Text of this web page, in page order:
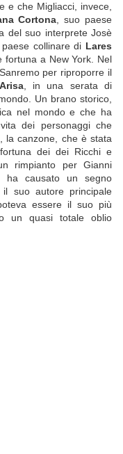
e che Migliacci, invece,
Cortona , suo paese
del suo interprete Josè
collinare di Lares
fortuna a New York. Nel
per riproporre il
Arisa, in una serata di
Un brano storico,
nel mondo e che ha
dei personaggi che
la canzone, che è stata
dei dei Ricchi e
rimpianto per Gianni
ha causato un segno
suo autore principale
essere il suo più
un quasi totale oblio